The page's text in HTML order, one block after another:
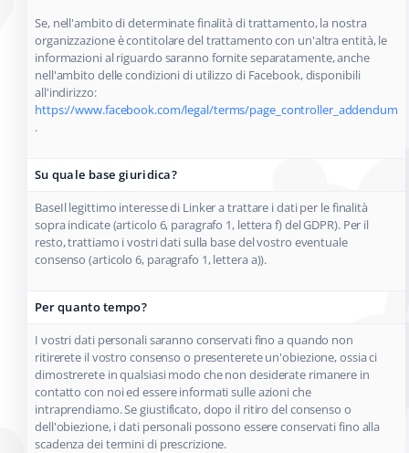
Se, nell'ambito di determinate finalità di trattamento, la nostra
organizzazione è contitolare del trattamento con un'altra entità, le
informazioni al riguardo saranno fornite separatamente, anche
nell'ambito delle condizioni di utilizzo di Facebook, disponibili
all'indirizzo:
https://www.facebook.com/legal/terms/page_controller_addendum
.
Su quale base giuridica?
BaseIl legittimo interesse di Linker a trattare i dati per le finalità
sopra indicate (articolo 6, paragrafo 1, lettera f) del GDPR). Per il
resto, trattiamo i vostri dati sulla base del vostro eventuale
consenso (articolo 6, paragrafo 1, lettera a)).
Per quanto tempo?
I vostri dati personali saranno conservati fino a quando non
ritirerete il vostro consenso o presenterete un'obiezione, ossia ci
dimostrerete in qualsiasi modo che non desiderate rimanere in
contatto con noi ed essere informati sulle azioni che
intraprendiamo. Se giustificato, dopo il ritiro del consenso o
dell'obiezione, i dati personali possono essere conservati fino alla
scadenza dei termini di prescrizione.